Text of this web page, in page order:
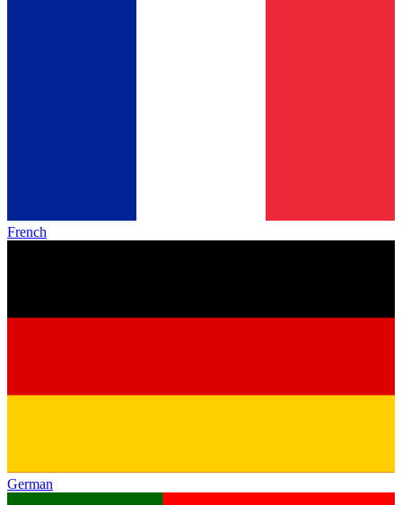
French
German